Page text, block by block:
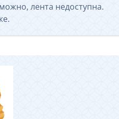
лента недоступна.